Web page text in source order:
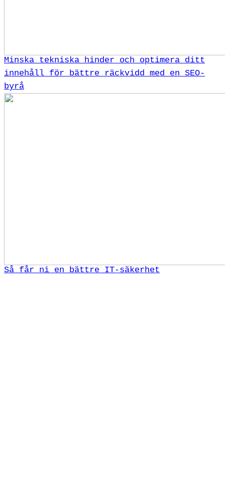
Minska tekniska hinder och optimera ditt
innehåll för bättre räckvidd med en SEO-
byrå
Så får ni en bättre IT-säkerhet